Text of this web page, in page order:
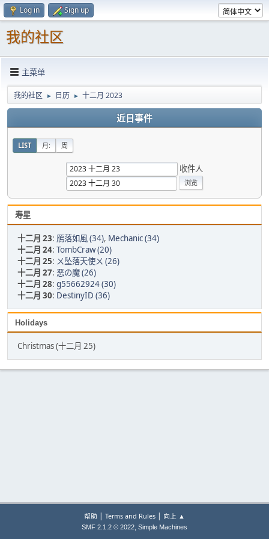
Log in Sign up
我的社区
主菜单
我的社区 ► 日历 ► 十二月 2023
近日事件
LIST 月: 周
收件人
寿星
十二月 23: 鴈落如風 (34), Mechanic (34)
十二月 24: TombCraw (20)
十二月 25: ㄨ坠落天使ㄨ (26)
十二月 27: 恶の魔 (26)
十二月 28: g55662924 (30)
十二月 30: DestinyID (36)
Holidays
Christmas (十二月 25)
帮助 | Terms and Rules | 向上 ▲
SMF 2.1.2 © 2022, Simple Machines